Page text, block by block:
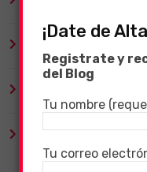
¡Date de
Registrate y
del Blog
Tu nombre
Tu correo